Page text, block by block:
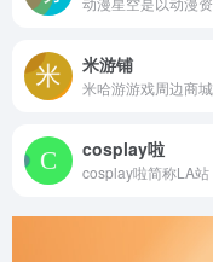
米游铺
米哈游游戏周边商城
cosplay啦